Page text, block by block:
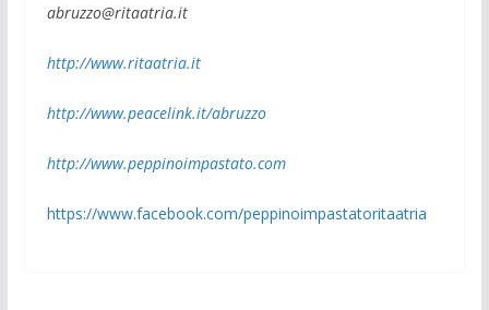
abruzzo@ritaatria.it
http://www.ritaatria.it
http://www.peacelink.it/abruzzo
http://www.peppinoimpastato.com
https://www.facebook.com/peppinoimpastatoritaatria